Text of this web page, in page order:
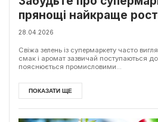
прянощі найкраще
28.04.2026
Свіжа зелень із супермаркету часто
смак і аромат зазвичай поступаються
пояснюється промисловими...
ПОКАЗАТИ ЩЕ